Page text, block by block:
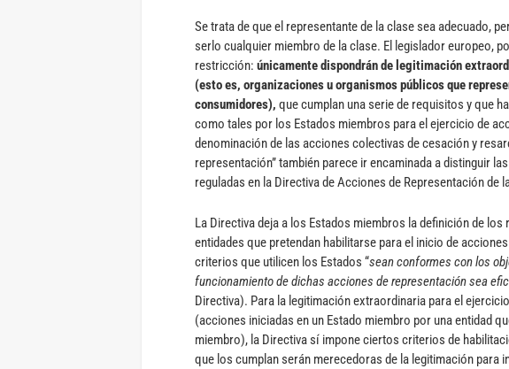
Se trata de que el representante de la clase sea adecuado,
serlo cualquier miembro de la clase. El legislador europeo,
restricción: únicamente dispondrán de legitimación
(esto es, organizaciones u organismos públicos que
consumidores), que cumplan una serie de requisitos y que
como tales por los Estados miembros para el ejercicio de
denominación de las acciones colectivas de cesación y
representación” también parece ir encaminada a distinguir
reguladas en la Directiva de Acciones de Representación de
La Directiva deja a los Estados miembros la definición de
entidades que pretendan habilitarse para el inicio de
criterios que utilicen los Estados “sean conformes con los
funcionamiento de dichas acciones de representación sea
Directiva). Para la legitimación extraordinaria para el
(acciones iniciadas en un Estado miembro por una entidad
miembro), la Directiva sí impone ciertos criterios de
que los cumplan serán merecedoras de la legitimación